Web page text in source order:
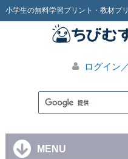
小学生の無料学習プリント・教材プ
ログイン
MENU